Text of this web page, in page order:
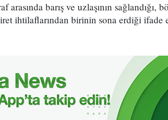
barış ve uzlaşının sağlandığı,
ihtilaflarından birinin sona erdiği ifade